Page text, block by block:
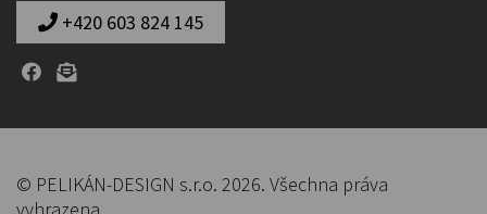
+420 603 824 145
© PELIKÁN-DESIGN s.r.o. 2026. Všechna práva
vyhrazena.